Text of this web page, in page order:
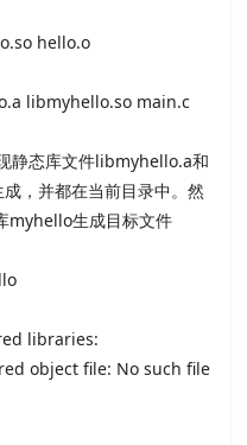
hello.o
libmyhello.so main.c
静态库文件libmyhello.a和
，并都在当前目录中。然
myhello生成目标文件
libraries:
object file: No such file